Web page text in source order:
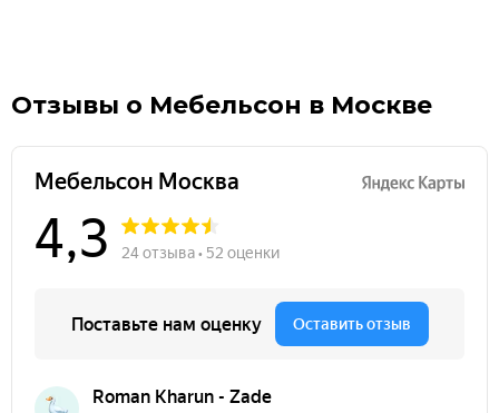
Отзывы о Мебельсон в Москве